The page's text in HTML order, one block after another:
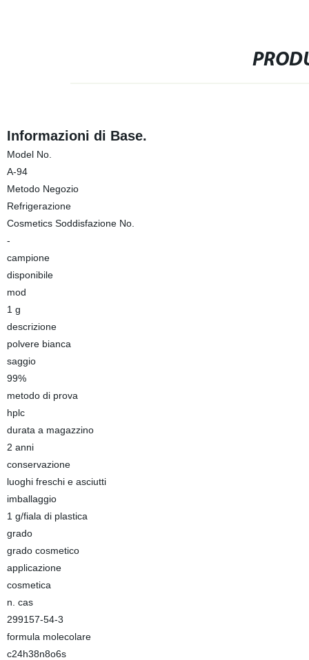
Informazioni di Base.
Model No.
A-94
Metodo Negozio
Refrigerazione
Cosmetics Soddisfazione No.
-
campione
disponibile
mod
1 g
descrizione
polvere bianca
saggio
99%
metodo di prova
hplc
durata a magazzino
2 anni
conservazione
luoghi freschi e asciutti
imballaggio
1 g/fiala di plastica
grado
grado cosmetico
applicazione
cosmetica
n. cas
299157-54-3
formula molecolare
c24h38n8o6s